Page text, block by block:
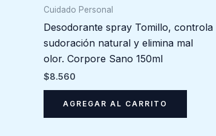
Cuidado Personal
Desodorante spray Tomillo, controla
sudoración natural y elimina mal
olor. Corpore Sano 150ml
$8.560
AGREGAR AL CARRITO